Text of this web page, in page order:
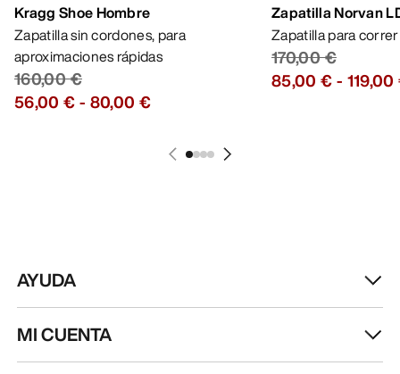
Kragg Shoe Hombre
Zapatilla sin cordones, para
aproximaciones rápidas
160,00 €
56,00 €- 80,00 €
Zapatilla Norvan
Zapatilla para
170,00 €
85,00 €-
AYUDA
MI CUENTA